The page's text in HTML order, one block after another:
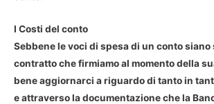
I Costi del conto
Sebbene le voci di spesa di un conto
contratto che firmiamo al momento della
bene aggiornarci a riguardo di tanto in
e attraverso la documentazione che la